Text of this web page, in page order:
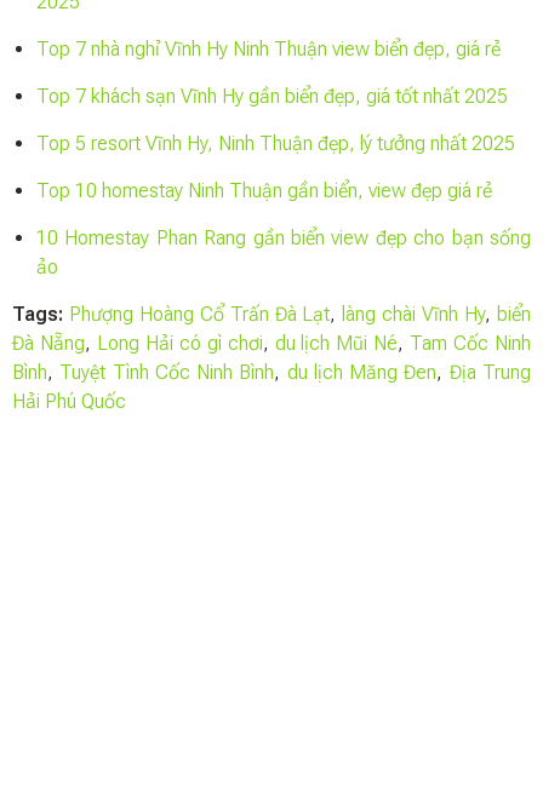
Top 7 nhà nghỉ Vĩnh Hy Ninh Thuận view biển đẹp, giá rẻ
Top 7 khách sạn Vĩnh Hy gần biển đẹp, giá tốt nhất 2025
Top 5 resort Vĩnh Hy, Ninh Thuận đẹp, lý tưởng nhất 2025
Top 10 homestay Ninh Thuận gần biển, view đẹp giá rẻ
10 Homestay Phan Rang gần biển view đẹp cho bạn sống
ảo
Tags: Phượng Hoàng Cổ Trấn Đà Lạt, làng chài Vĩnh Hy, biển
Đà Nẵng, Long Hải có gì chơi, du lịch Mũi Né, Tam Cốc Ninh
Bình, Tuyệt Tình Cốc Ninh Bình, du lịch Măng Đen, Địa Trung
Hải Phú Quốc